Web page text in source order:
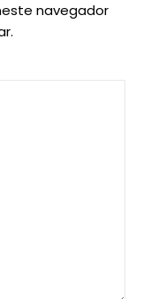
navegador